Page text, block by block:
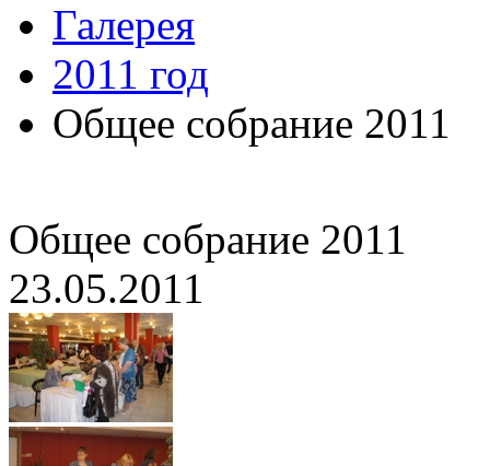
Галерея
2011 год
Общее собрание 2011
Общее собрание 2011
23.05.2011